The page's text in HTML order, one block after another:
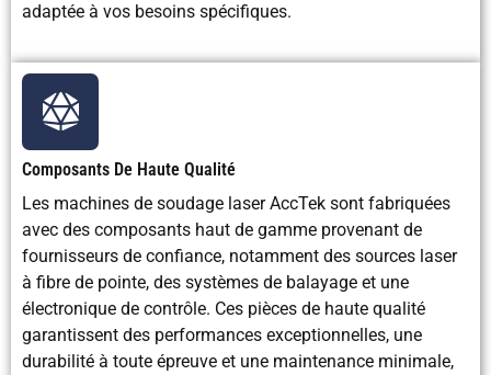
adaptée à vos besoins spécifiques.
Composants De Haute Qualité
Les machines de soudage laser AccTek sont fabriquées
avec des composants haut de gamme provenant de
fournisseurs de confiance, notamment des sources laser
à fibre de pointe, des systèmes de balayage et une
électronique de contrôle. Ces pièces de haute qualité
garantissent des performances exceptionnelles, une
durabilité à toute épreuve et une maintenance minimale,